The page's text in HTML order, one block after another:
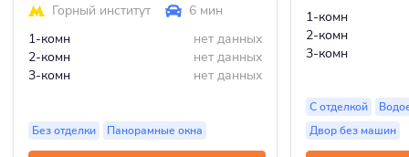
Горный институт
6 мин
1-комн
нет данных
2-комн
нет данных
3-комн
нет данных
Без отделки Панорамные окна
1-комн
2-комн
3-комн
С отделкой
Двор без машин